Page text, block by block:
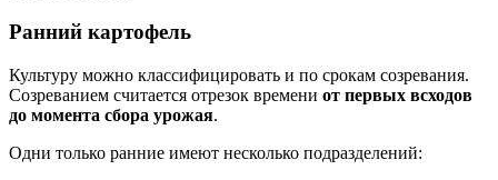
Ранний картофель
Культуру можно классифицировать и по срокам созревания.
Созреванием считается отрезок времени от первых всходов
до момента сбора урожая.
Одни только ранние имеют несколько подразделений: